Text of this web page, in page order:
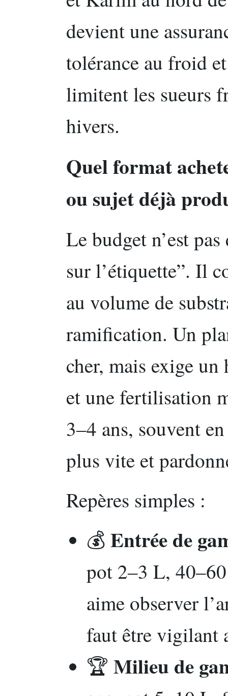
devient une
tolérance au froid
limitent les sueurs
hivers.
Quel format
ou sujet déjà
Le budget n’est
sur l’étiquette”. Il
au volume de
ramification. Un
cher, mais exige
et une fertilisation
3–4 ans, souvent
plus vite et
Repères simples :
💰 Entrée de
pot 2–3 L,
aime observer
faut être vigilant
🏆 Milieu de